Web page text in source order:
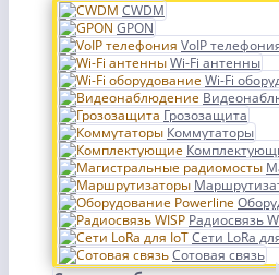
CWDM
GPON
VoIP
Wi-Fi антенны
Wi-Fi
Грозозащита
Коммутаторы
Радиосвязь
Сети LoRa
Сотовая связь